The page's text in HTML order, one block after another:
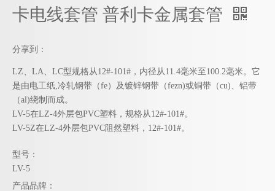
卡电线套管 普利卡金属套管
分享到：
LZ、LA、LC型规格从12#-101#，内径从11.4毫米至100.2毫米。它
是由电工纸,冷轧钢带（fe）及镀锌钢带（fezn)或铜带（cu)、铝带
（al)绕制而成。
LV-5在LZ-4外层包PVC塑料，规格从12#-101#。
LV-5Z在LZ-4外层包PVC阻然塑料，12#-101#。
型号：
LV-5
产品品牌：